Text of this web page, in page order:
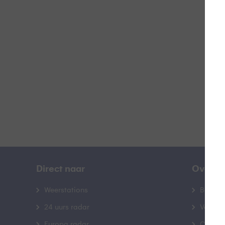
Direct naar
Weerstations
24 uurs radar
Over